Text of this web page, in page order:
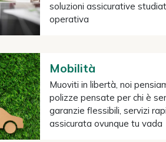
soluzioni assicurative
operativa
Mobilità
Muoviti in libertà, noi
polizze pensate per chi è
garanzie flessibili, servizi
assicurata ovunque tu vada